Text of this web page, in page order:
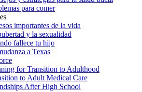
para comer
importantes de la vida
y la sexualidad
fallece tu hijo
a Texas
for Transition to Adulthood
to Adult Medical Care
After High School